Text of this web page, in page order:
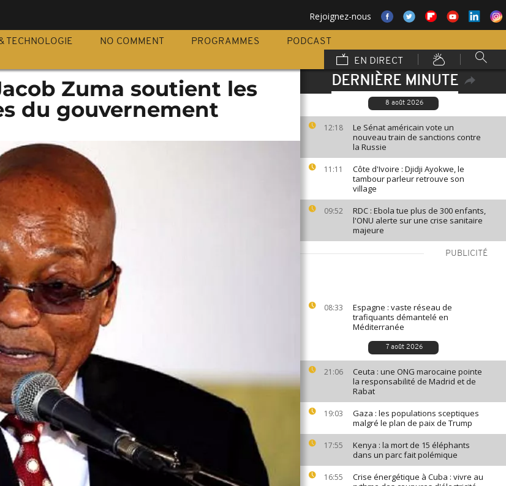
Rejoignez-nous
TECHNOLOGIE NO COMMENT PROGRAMMES
PODCAST
EN DIRECT
DERNIÈRE MINUTE
8 août 2026
12:18
Le Sénat américain vote un
nouveau train de sanctions contre
la Russie
11:11
Côte d'Ivoire : Djidji Ayokwe, le
tambour parleur retrouve son
village
09:52
RDC : Ebola tue plus de 300 enfants,
l'ONU alerte sur une crise sanitaire
majeure
PUBLICITÉ
08:33
Espagne : vaste réseau de
trafiquants démantelé en
Méditerranée
7 août 2026
21:06
Ceuta : une ONG marocaine pointe
la responsabilité de Madrid et de
Rabat
19:03
Gaza : les populations sceptiques
malgré le plan de paix de Trump
17:55
Kenya : la mort de 15 éléphants
dans un parc fait polémique
16:55
Crise énergétique à Cuba : vivre au
Zuma soutient les
du gouvernement